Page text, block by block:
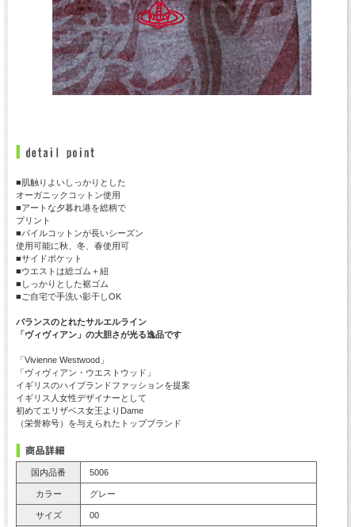
■肌触りよいしっかりとした
オーガニックコットン使用
■アートな夕暮れ港を総柄で
プリント
■パイルコットンが長いシーズン
使用可能に秋、冬、春使用可
■サイドポケット
■ウエストは総ゴム＋紐
■しっかりとした裾ゴム
■ご自宅で手洗い影干しOK
バランスのとれたサルエルライン
「ヴィヴィアン」の大胆さが光る逸品です
「Vivienne Westwood」
「ヴィヴィアン・ウエストウッド」
イギリスのハイブランドファッションを提案
イギリス人女性デザイナーとして
初めてエリザベス女王よりDame
（栄誉称号）を与えられたトップブランド
国内品番 5006
カラー グレー
サイズ 00